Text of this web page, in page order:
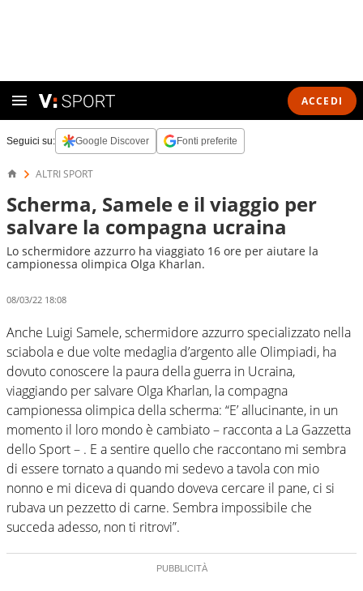
ACCEDI
Seguici su: Google Discover Fonti preferite
ALTRI SPORT
Scherma, Samele e il viaggio per
salvare la compagna ucraina
Lo schermidore azzurro ha viaggiato 16 ore per aiutare la
campionessa olimpica Olga Kharlan.
08/03/22 18:08
Anche Luigi Samele, schermidore azzurro specializzato nella
sciabola e due volte medaglia d’argento alle Olimpiadi, ha
dovuto conoscere la paura della guerra in Ucraina,
viaggiando per salvare Olga Kharlan, la compagna
campionessa olimpica della scherma: “E’ allucinante, in un
momento il loro mondo è cambiato – racconta a La Gazzetta
dello Sport – . E a sentire quello che raccontano mi sembra
di essere tornato a quando mi sedevo a tavola con mio
nonno e mi diceva di quando doveva cercare il pane, ci si
rubava un pezzetto di carne. Sembra impossibile che
succeda adesso, non ti ritrovi”.